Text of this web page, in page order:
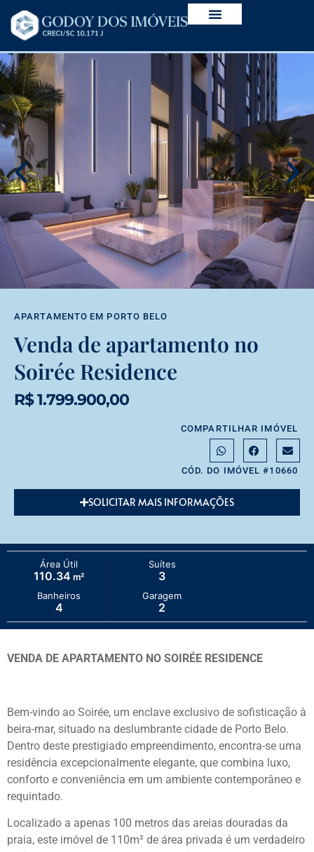
APARTAMENTO EM PORTO BELO
Venda de apartamento no
Soirée Residence
R$ 1.799.900,00
COMPARTILHAR IMÓVEL
CÓD. DO IMÓVEL #10660
SOLICITAR MAIS INFORMAÇÕES
Área Útil
110.34 m²
Suítes
3
Banheiros
4
Garagem
2
VENDA DE APARTAMENTO NO SOIRÉE RESIDENCE
Bem-vindo ao Soirée, um enclave exclusivo de sofisticação à
beira-mar, situado na deslumbrante cidade de Porto Belo.
Dentro deste prestigiado empreendimento, encontra-se uma
residência excepcionalmente elegante, que combina luxo,
conforto e conveniência em um ambiente contemporâneo e
requintado.
Localizado a apenas 100 metros das areias douradas da
praia, este imóvel de 110m² de área privada é um verdadeiro